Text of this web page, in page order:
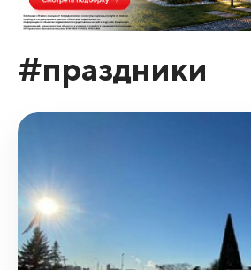
#праздники